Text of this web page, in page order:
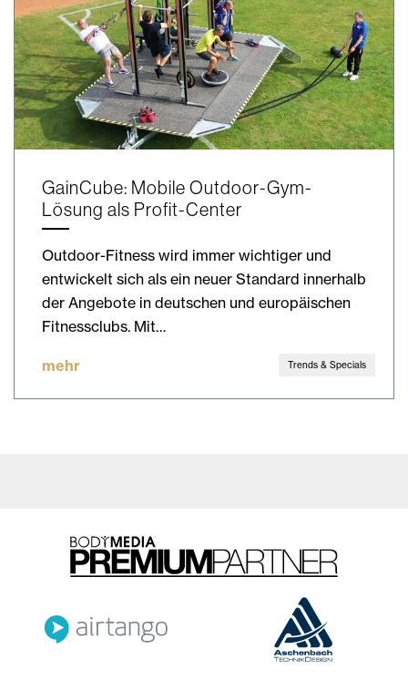
GainCube: Mobile Outdoor-Gym-
Lösung als Profit-Center
Outdoor-Fitness wird immer wichtiger und
entwickelt sich als ein neuer Standard innerhalb
der Angebote in deutschen und europäischen
Fitnessclubs. Mit…
mehr Trends & Specials